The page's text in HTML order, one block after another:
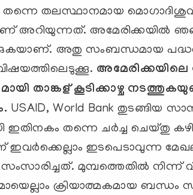
തലസ്ഥാനമായ
അറിയുന്നത്. അമേരിക്കയില്‍
അതു സംബന്ധമായ
താങ്കള് കൂടിക്കാഴ്ച
USAID, World Bank തുടങ്ങിയ
ഇതിനകം തന്നെ ചര്‍ച്ച ചെയ്തു
ഇടപെടാവുന്ന
മുമ്പത്തെതില്‍ നിന്ന്
ക്രിയാത്മകമായ ബന്ധം